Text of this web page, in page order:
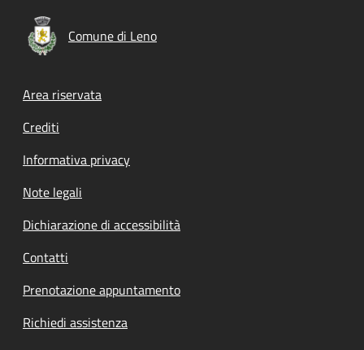
Comune di Leno
Footer menu
Area riservata
Crediti
Informativa privacy
Note legali
Dichiarazione di accessibilità
Contatti
Prenotazione appuntamento
Richiedi assistenza